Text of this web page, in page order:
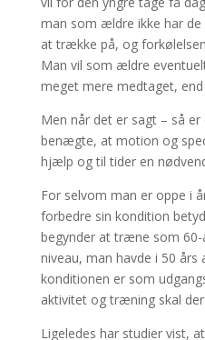
man som ældre ikke har
at trække på, og
Man vil som ældre
meget mere medtaget,
Men når det er sagt – så
benægte, at motion og
hjælp og til tider en
For selvom man er oppe i
forbedre sin kondition
begynder at træne som
niveau, man havde i 50 års
konditionen er som
aktivitet og træning skal
Ligeledes har studier vist,